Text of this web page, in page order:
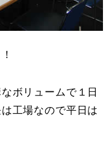
ボリュームで１日
工場なので平日は